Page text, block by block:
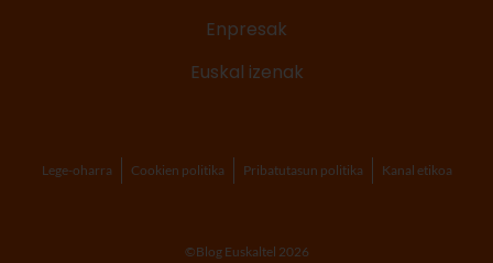
Enpresak
Euskal izenak
Lege-oharra Cookien politika Pribatutasun politika Kanal etikoa
©Blog Euskaltel 2026